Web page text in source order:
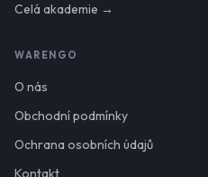
Celá akademie →
WARENGO
O nás
Obchodní podmínky
Ochrana osobních údajů